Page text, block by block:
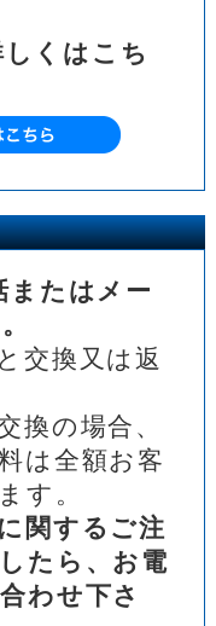
くはこち
またはメー
交換又は返
換の場合、
は全額お客
す。
関するご注
たら、お電
わせ下さ